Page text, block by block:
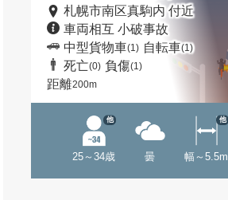
札幌市南区真駒内 付近
車両相互 小破事故
中型貨物車(1) 自転車(1)
死亡(0) 負傷(1)
距離200m
25～34歳
他
曇 幅～5.5m
他